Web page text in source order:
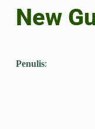
New
Penulis: